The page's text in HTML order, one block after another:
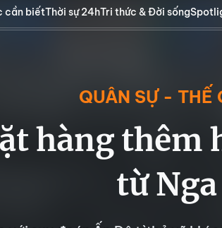
cần biếtThời sự 24hTri thức & Đời sống
QUÂN SỰ - THẾ
hàng thêm
từ Nga